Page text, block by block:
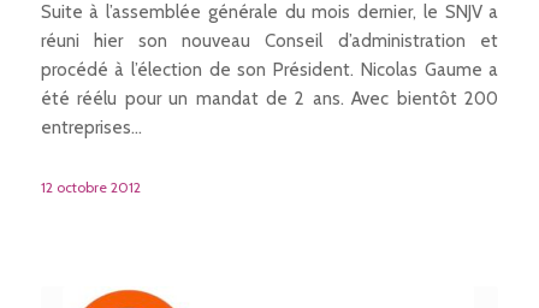
Suite à l’assemblée générale du mois dernier, le SNJV a
réuni hier son nouveau Conseil d’administration et
procédé à l’élection de son Président. Nicolas Gaume a
été réélu pour un mandat de 2 ans. Avec bientôt 200
entreprises…
12 octobre 2012